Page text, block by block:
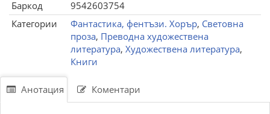
Баркод
9542603754
Категории
Фантастика, фентъзи. Хорър, Световна
проза, Преводна художествена
литература, Художествена литература,
Книги
Анотация Коментари